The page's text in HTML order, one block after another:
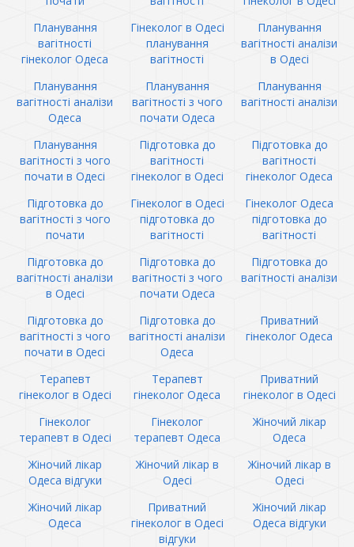
Планування
вагітності
гінеколог Одеса
Гінеколог в Одесі
планування
вагітності
Планування
вагітності аналізи
в Одесі
Планування
вагітності аналізи
Одеса
Планування
вагітності з чого
почати Одеса
Планування
вагітності аналізи
Планування
вагітності з чого
почати в Одесі
Підготовка до
вагітності
гінеколог в Одесі
Підготовка до
вагітності
гінеколог Одеса
Підготовка до
вагітності з чого
почати
Гінеколог в Одесі
підготовка до
вагітності
Гінеколог Одеса
підготовка до
вагітності
Підготовка до
вагітності аналізи
в Одесі
Підготовка до
вагітності з чого
почати Одеса
Підготовка до
вагітності аналізи
Підготовка до
вагітності з чого
почати в Одесі
Підготовка до
вагітності аналізи
Одеса
Приватний
гінеколог Одеса
Терапевт
гінеколог в Одесі
Терапевт
гінеколог Одеса
Приватний
гінеколог в Одесі
Гінеколог
терапевт в Одесі
Гінеколог
терапевт Одеса
Жіночий лікар
Одеса
Жіночий лікар
Одеса відгуки
Жіночий лікар в
Одесі
Жіночий лікар в
Одесі
Жіночий лікар
Одеса
Приватний
гінеколог в Одесі
відгуки
Жіночий лікар
Одеса відгуки